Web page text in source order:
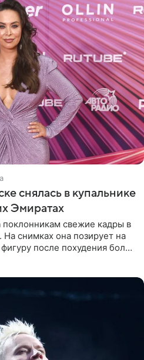
снялась в купальнике
Эмиратах
поклонникам свежие кадры в
снимках она позирует на
после похудения более